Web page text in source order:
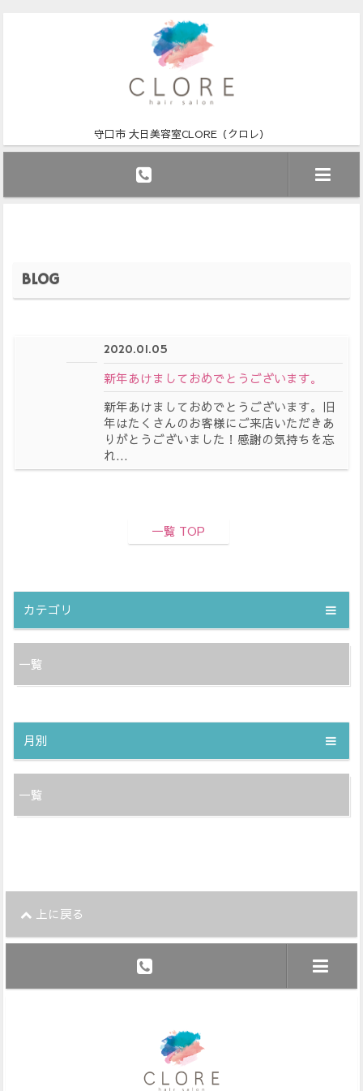
守口市 大日美容室CLORE（クロレ）
BLOG
2020.01.05
新年あけましておめでとうございます。
新年あけましておめでとうございます。旧
年はたくさんのお客様にご来店いただきあ
りがとうございました！感謝の気持ちを忘
れ...
一覧 TOP
カテゴリ
一覧
月別
一覧
上に戻る